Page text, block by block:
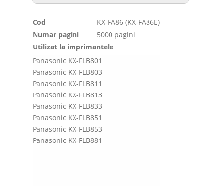
Cod
KX-FA86 (KX-FA86E)
Numar pagini
5000 pagini
Utilizat la imprimantele
Panasonic KX-FLB801
Panasonic KX-FLB803
Panasonic KX-FLB811
Panasonic KX-FLB813
Panasonic KX-FLB833
Panasonic KX-FLB851
Panasonic KX-FLB853
Panasonic KX-FLB881